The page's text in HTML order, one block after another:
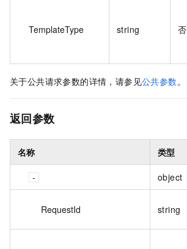
TemplateType string 否
关于公共请求参数的详情，请参见公共参数 。
返回参数
名称 类型
object
RequestId string